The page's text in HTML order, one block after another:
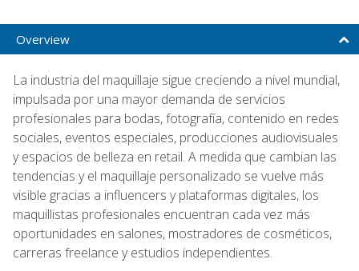
Overview
La industria del maquillaje sigue creciendo a nivel mundial,
impulsada por una mayor demanda de servicios
profesionales para bodas, fotografía, contenido en redes
sociales, eventos especiales, producciones audiovisuales
y espacios de belleza en retail. A medida que cambian las
tendencias y el maquillaje personalizado se vuelve más
visible gracias a influencers y plataformas digitales, los
maquillistas profesionales encuentran cada vez más
oportunidades en salones, mostradores de cosméticos,
carreras freelance y estudios independientes.